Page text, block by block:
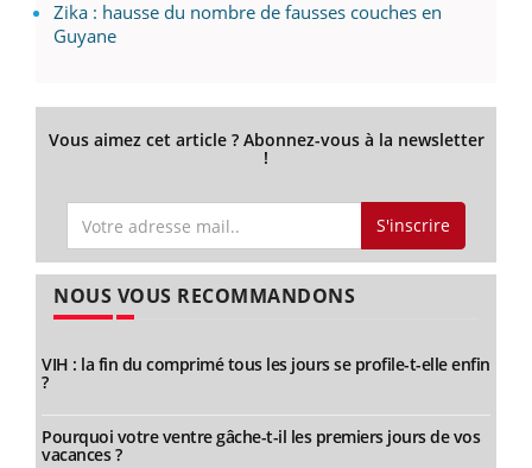
Zika : hausse du nombre de fausses couches en
Guyane
Vous aimez cet article ? Abonnez-vous à la newsletter
!
S'inscrire
NOUS VOUS RECOMMANDONS
VIH : la fin du comprimé tous les jours se profile-t-elle enfin
?
Pourquoi votre ventre gâche-t-il les premiers jours de vos
vacances ?